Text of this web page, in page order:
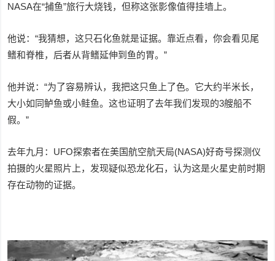
NASA在“捕鱼”旅行大烧钱，但称这张影像值得挂墙上。
他说：“我猜想，这只石化鱼就是证据。靠近点看，你会看见尾
鳍和脊椎，后者从背鳍延伸到鱼的胃。”
他并说：“为了容易辨认，我把这只鱼上了色。它大约半米长，
大小如同鲈鱼或小鲑鱼。这也证明了去年我们发现的3艘船不
假。”
去年九月：UFO探索者在美国航空航天局(NASA)好奇号探测仪
拍摄的火星照片上，发现疑似恐龙化石，认为这是火星史前时期
存在动物的证据。